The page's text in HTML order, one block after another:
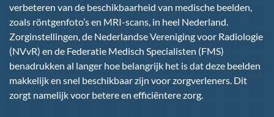
verbeteren van de beschikbaarheid van medische beelden,
zoals röntgenfoto’s en MRI-scans, in heel Nederland.
Zorginstellingen, de Nederlandse Vereniging voor Radiologie
(NVvR) en de Federatie Medisch Specialisten (FMS)
benadrukken al langer hoe belangrijk het is dat deze beelden
makkelijk en snel beschikbaar zijn voor zorgverleners. Dit
zorgt namelijk voor betere en efficiëntere zorg.